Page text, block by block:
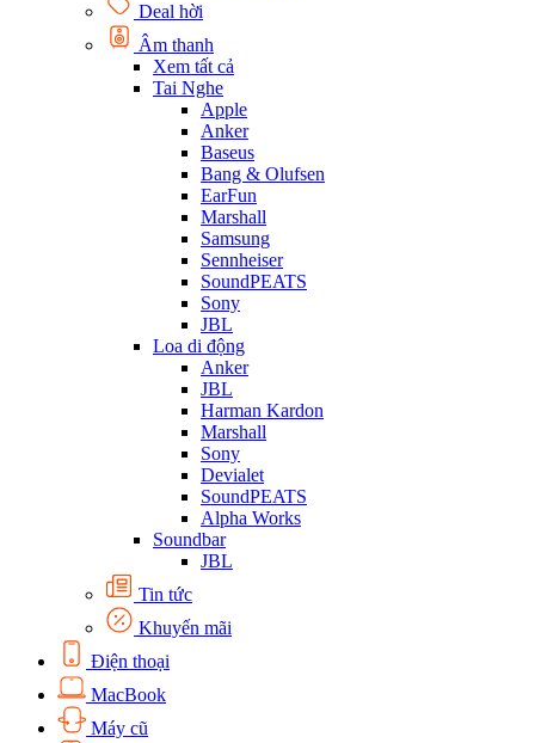
Deal hời
Âm thanh
Xem tất cả
Tai Nghe
Apple
Anker
Baseus
Bang & Olufsen
EarFun
Marshall
Samsung
Sennheiser
SoundPEATS
Sony
JBL
Loa di động
Anker
JBL
Harman Kardon
Marshall
Sony
Devialet
SoundPEATS
Alpha Works
Soundbar
JBL
Tin tức
Khuyến mãi
Điện thoại
MacBook
Máy cũ